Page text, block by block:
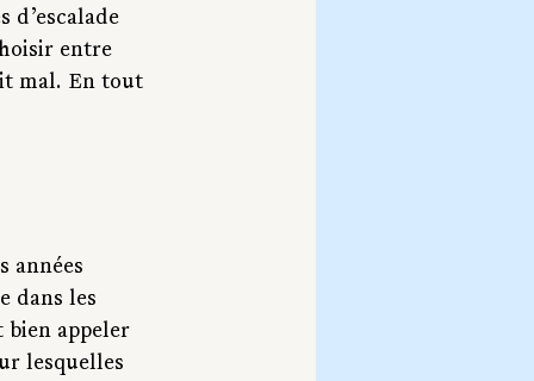
d’escalade
entre
mal. En tout
années
dans les
appeler
lesquelles